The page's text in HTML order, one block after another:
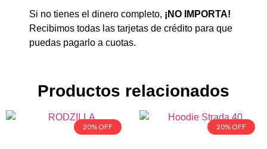
Si no tienes el dinero completo, ¡NO IMPORTA!
Recibimos todas las tarjetas de crédito para que
puedas pagarlo a cuotas.
Productos relacionados
20% OFF 20% OFF